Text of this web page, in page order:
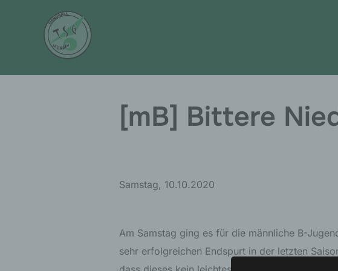
[mB] Bittere
Samstag, 10.10.2020
Am Samstag ging es für die männliche B-
sehr erfolgreichen Endspurt in der letzten